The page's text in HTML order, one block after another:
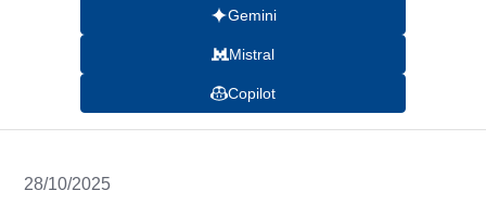
Gemini
Mistral
Copilot
28/10/2025